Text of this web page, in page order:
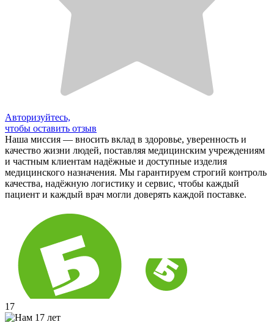
Авторизуйтесь,
чтобы оставить отзыв
Наша миссия — вносить вклад в здоровье, уверенность и
качество жизни людей, поставляя медицинским учреждениям
и частным клиентам надёжные и доступные изделия
медицинского назначения. Мы гарантируем строгий контроль
качества, надёжную логистику и сервис, чтобы каждый
пациент и каждый врач могли доверять каждой поставке.
17